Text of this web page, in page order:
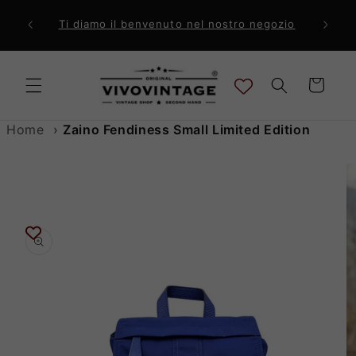
direttamente
ai contenuti
a 99€ Ti diamo il benvenuto nel nostro negozio
Carrello
Home › Zaino Fendiness Small Limited Edition